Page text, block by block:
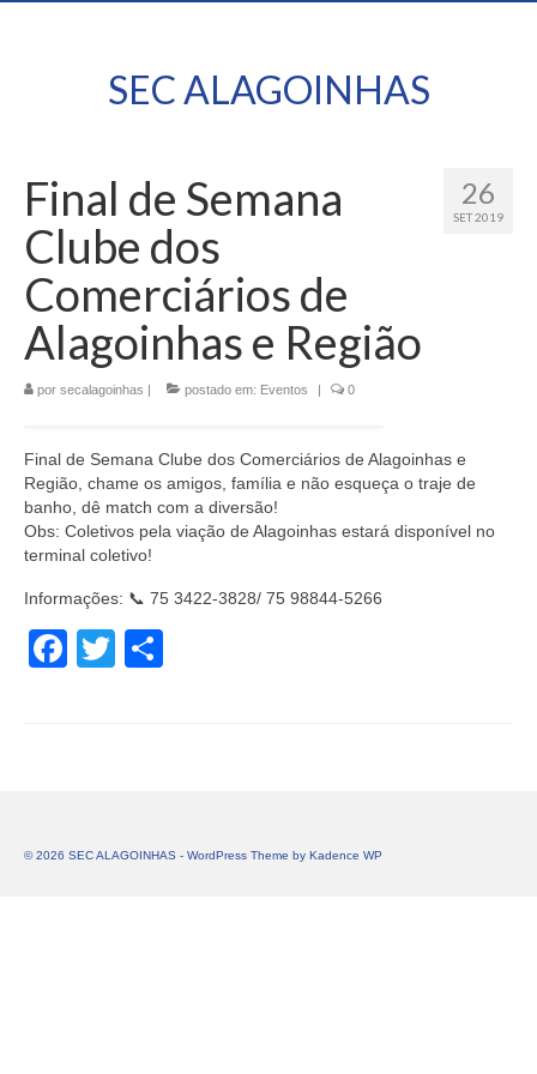
SEC ALAGOINHAS
26
SET 2019
Final de Semana
Clube dos
Comerciários de
Alagoinhas e Região
por secalagoinhas | postado em: Eventos | 0
Final de Semana Clube dos Comerciários de Alagoinhas e
Região, chame os amigos, família e não esqueça o traje de
banho, dê match com a diversão!
Obs: Coletivos pela viação de Alagoinhas estará disponível no
terminal coletivo!
Informações: 📞 75 3422-3828/ 75 98844-5266
Facebook
Twitter
© 2026 SEC ALAGOINHAS - WordPress Theme by Kadence WP